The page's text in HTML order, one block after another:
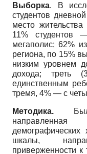
Выборка. В
студентов
место
11%
мегаполис; 62%
региона, по 15%
низким уровнем
дохода; треть
единственным
тремя, 4% — с
Методика. Были
демографических
шкалы,
приверженности